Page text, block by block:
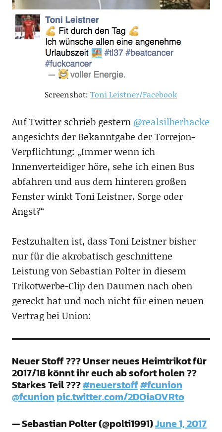
Screenshot:Toni Leistner/Facebook
Auf Twitter schrieb gestern @realsilberhacke
angesichts der Bekanntgabe der Torrejon-
Verpflichtung: „Immer wenn ich
Innenverteidiger höre, sehe ich einen Bus
abfahren und aus dem hinteren großen
Fenster winkt Toni Leistner. Sorge oder
Angst?“
Festzuhalten ist, dass Toni Leistner bisher
nur für die akrobatisch geschnittene
Leistung von Sebastian Polter in diesem
Trikotwerbe-Clip den Daumen nach oben
gereckt hat und noch nicht für einen neuen
Vertrag bei Union:
Neuer Stoff ??? Unser neues Heimtrikot für
2017/18 könnt ihr euch ab sofort holen ??
Starkes Teil ???#neuerstoff#fcunion
@fcunionpic.twitter.com/2DOiaOVRto
— Sebastian Polter (@polti1991)June 1, 2017